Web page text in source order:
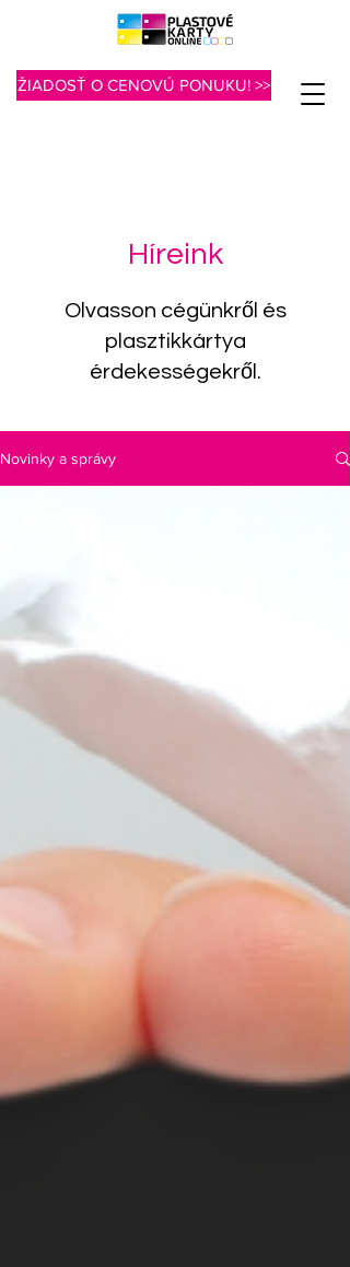
ŽIADOSŤ O CENOVÚ PONUKU! >>
Híreink
Olvasson cégünkről és
plasztikkártya
érdekességekről.
Novinky a správy